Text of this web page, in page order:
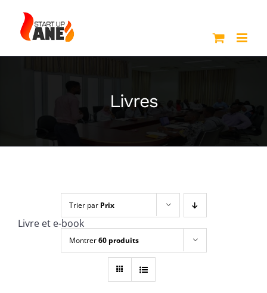
contenu
Livres
Livre et e-book
Trier par Prix
Montrer60 produits